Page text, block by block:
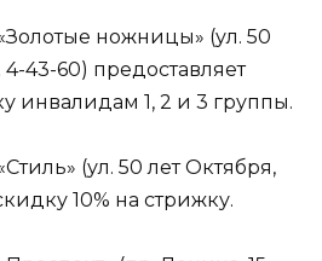
ножницы» (ул. 50
4-43-60) предоставляет
инвалидам 1, 2 и 3 группы.
(ул. 50 лет Октября,
10% на стрижку.